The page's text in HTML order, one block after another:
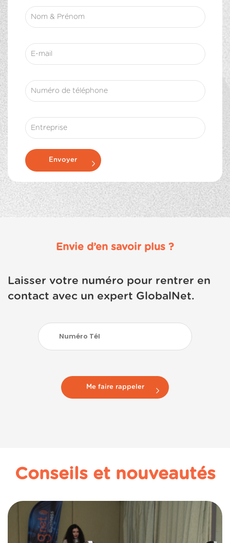
Envoyer
Envie d’en savoir plus ?
Laisser votre numéro pour rentrer en
contact avec un expert GlobalNet.
Me faire rappeler
Conseils et nouveautés